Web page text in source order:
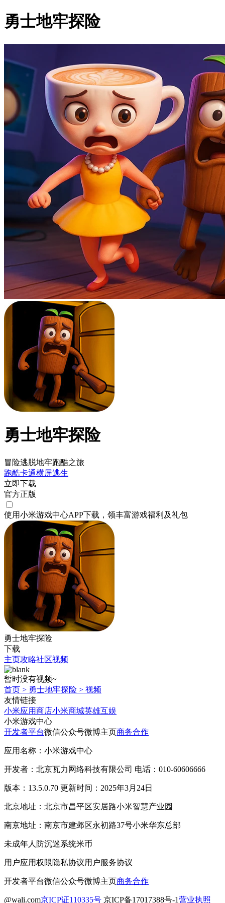
勇士地牢探险
勇士地牢探险
冒险逃脱地牢跑酷之旅
跑酷卡通横屏逃生
立即下载
官方正版
使用小米游戏中心APP下载 ，领丰富游戏福利 及礼包
勇士地牢探险
下载
主页攻略社区视频
暂时没有视频~
首页 > 勇士地牢探险 > 视频
友情链接
小米应用商店小米商城英雄互娱
小米游戏中心
开发者平台微信公众号微博主页商务合作
应用名称：小米游戏中心
开发者：北京瓦力网络科技有限公司 电话：010-60606666
版本：13.5.0.70 更新时间：2025年3月24日
北京地址：北京市昌平区安居路小米智慧产业园
南京地址：南京市建邺区永初路37号小米华东总部
未成年人防沉迷系统米币
用户应用权限隐私协议用户服务协议
开发者平台微信公众号微博主页商务合作
@wali.com京ICP证110335号 京ICP备17017388号-1营业执照